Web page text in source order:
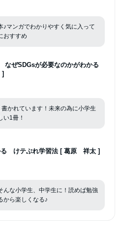
♪マンガでわかりやすく気に入って
おすすめ
ぜSDGsが必要なのかがわかる
]
かれています！未来の為に小学生
い1冊！
る けテぶれ学習法 [ 葛原 祥太 ]
んな小学生、中学生に！読めば勉強
から楽しくなる♪